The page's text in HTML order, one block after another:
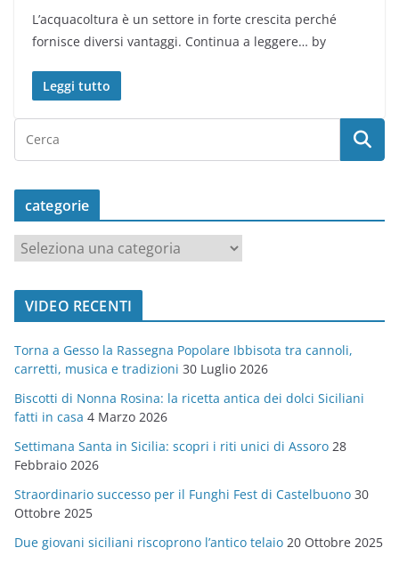
L’acquacoltura è un settore in forte crescita perché
fornisce diversi vantaggi. Continua a leggere… by
Leggi tutto
categorie
t
o
r
i
e
VIDEO RECENTI
Torna a Gesso la Rassegna Popolare Ibbisota tra cannoli,
carretti, musica e tradizioni 30 Luglio 2026
Biscotti di Nonna Rosina: la ricetta antica dei dolci Siciliani
fatti in casa 4 Marzo 2026
Settimana Santa in Sicilia: scopri i riti unici di Assoro 28
Febbraio 2026
Straordinario successo per il Funghi Fest di Castelbuono 30
Ottobre 2025
Due giovani siciliani riscoprono l’antico telaio 20 Ottobre 2025